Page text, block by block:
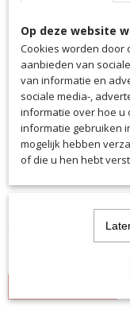
Onze Polo Squad 50
Op deze website
Cookies worden door
aanbieden van
van informatie en
sociale media-,
informatie over hoe u
informatie gebruiken
mogelijk hebben
of die u hen hebt